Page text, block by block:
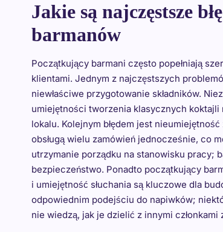
Jakie są najczęstsze
barmanów
Początkujący barmani często popełniają
klientami. Jednym z najczęstszych
niewłaściwe przygotowanie składników.
umiejętności tworzenia klasycznych
lokalu. Kolejnym błędem jest
obsługą wielu zamówień jednocześnie, co
utrzymanie porządku na stanowisku pracy;
bezpieczeństwo. Ponadto początkujący
i umiejętność słuchania są kluczowe dla
odpowiednim podejściu do napiwków;
nie wiedzą, jak je dzielić z innymi członkami